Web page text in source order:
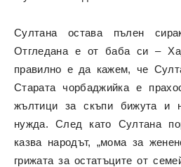
Султана остава пълен
Отгледана е от баба си –
правилно е да кажем, че
Старата чорбаджийка е
жълтици за скъпи бижута и
нужда. След като Султана
казва народът, „мома за
грижата за остатъците от